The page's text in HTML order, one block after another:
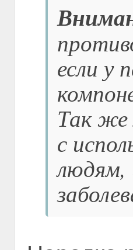
если у
Так же
с
людям,